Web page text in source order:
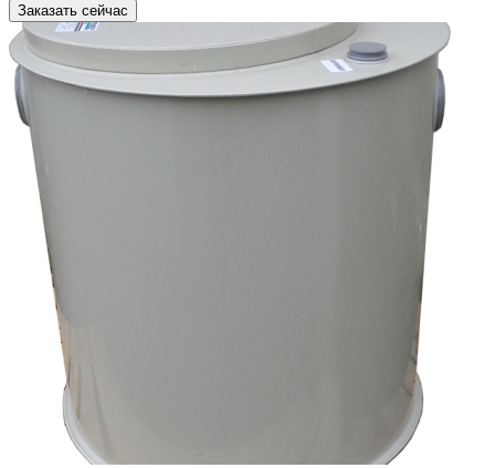
Заказать сейчас